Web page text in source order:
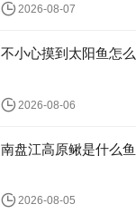
2026-08-07
不小心摸到太阳鱼怎
2026-08-06
南盘江高原鳅是什么鱼
2026-08-05